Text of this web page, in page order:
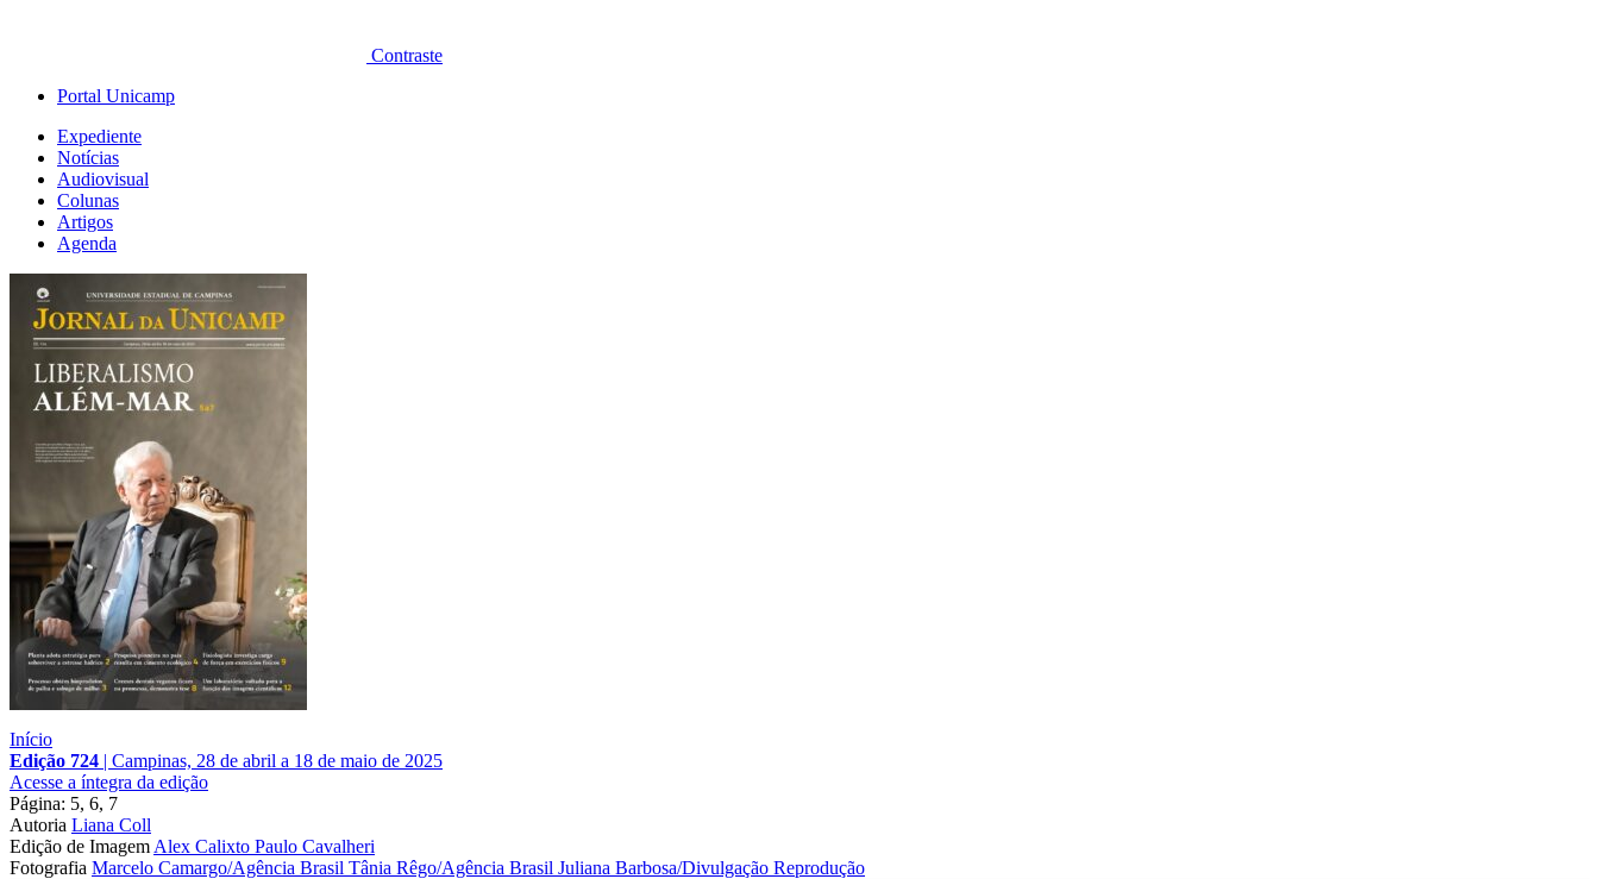
Contraste
Portal Unicamp
Expediente
Notícias
Audiovisual
Colunas
Artigos
Agenda
Início
Edição 724 | Campinas, 28 de abril a 18 de maio de 2025
Acesse a íntegra da edição
Página: 5, 6, 7
Autoria Liana Coll
Edição de Imagem Alex Calixto Paulo Cavalheri
Fotografia Marcelo Camargo/Agência Brasil Tânia Rêgo/Agência Brasil Juliana Barbosa/Divulgação Reprodução